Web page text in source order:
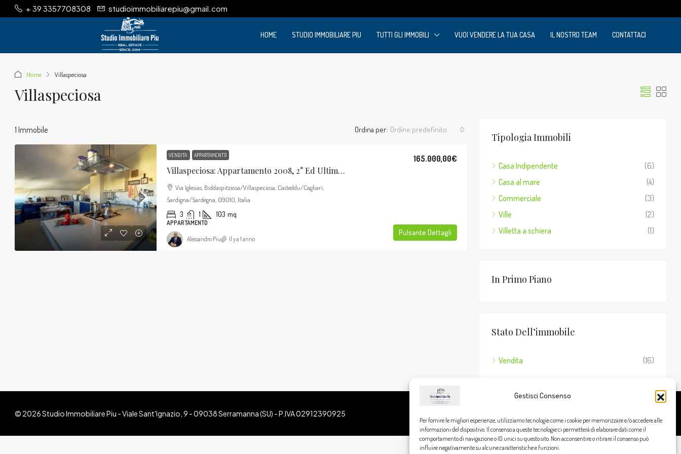
Gestisci Consenso
Per fornire le migliori esperienze, utilizziamo tecnologie come i cookie per memorizzare e/o accedere alle
informazioni del dispositivo. Il consenso a queste tecnologie ci permetterà di elaborare dati come il
comportamento di navigazione o ID unici su questo sito. Non acconsentire o ritirare il consenso può
influire negativamente su alcune caratteristiche e funzioni.
+ 39 3357708308 studioimmobiliarepiu@gmail.com
HOME STUDIO IMMOBILIARE PIU TUTTI GLI IMMOBILI VUOI VENDERE LA TUA CASA IL NOSTRO TEAM CONTATTACI
Home Villaspeciosa
Villaspeciosa
1 Immobile Ordina per: Ordine predefinito
VENDITA APPARTAMENTO
Villaspeciosa: Appartamento 2008, 2° Ed Ultimo Piano, Luminosissimo, Con Posto Auto.
165.000,00€
Via Iglesias, Biddaspitziosa/Villaspeciosa, Casteddu/Cagliari,
Sardigna/Sardegna, 09010, Italia
3 1 103 mq
APPARTAMENTO
Pulsante Dettagli
Alessandro Piu Il y a 1 anno
Tipologia Immobili
Casa Indipendente
(6)
Casa al mare
(4)
Commerciale
(3)
Ville
(2)
Villetta a schiera
(1)
In Primo Piano
Stato Dell’immobile
Vendita (16)
© 2026 Studio Immobiliare Piu - Viale Sant'Ignazio, 9 - 09038 Serramanna (SU) - P.IVA 02912390925